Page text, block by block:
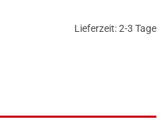
Lieferzeit:2-3 Tage